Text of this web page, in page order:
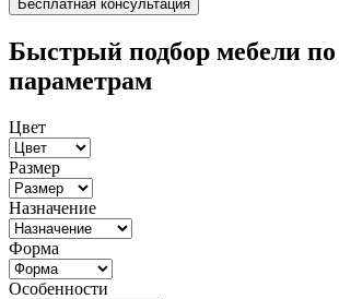
Быстрый подбор мебели по
параметрам
Цвет
Размер
Назначение
Форма
Особенности